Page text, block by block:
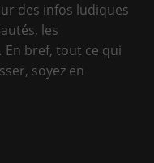
des infos ludiques
les
En bref, tout ce qui
soyez en